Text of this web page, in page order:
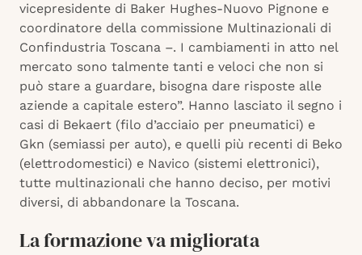
vicepresidente di Baker Hughes-Nuovo Pignone e
coordinatore della commissione Multinazionali di
Confindustria Toscana –. I cambiamenti in atto nel
mercato sono talmente tanti e veloci che non si
può stare a guardare, bisogna dare risposte alle
aziende a capitale estero”. Hanno lasciato il segno i
casi di Bekaert (filo d’acciaio per pneumatici) e
Gkn (semiassi per auto), e quelli più recenti di Beko
(elettrodomestici) e Navico (sistemi elettronici),
tutte multinazionali che hanno deciso, per motivi
diversi, di abbandonare la Toscana.
La formazione va migliorata